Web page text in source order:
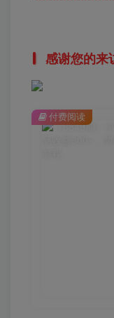
感谢您的来
付费阅读